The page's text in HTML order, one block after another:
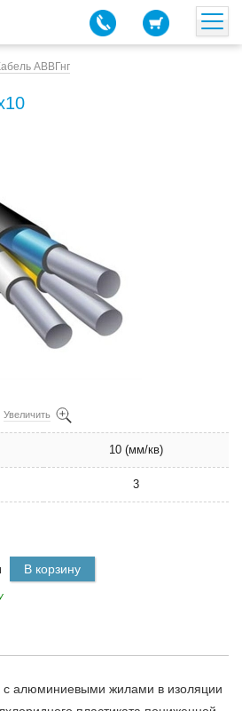
АВВГнг
Увеличить
10 (мм/кв)
3
В корзину
с алюминиевыми жилами в изоляции